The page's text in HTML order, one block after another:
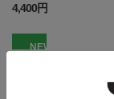
4,400円
NEW